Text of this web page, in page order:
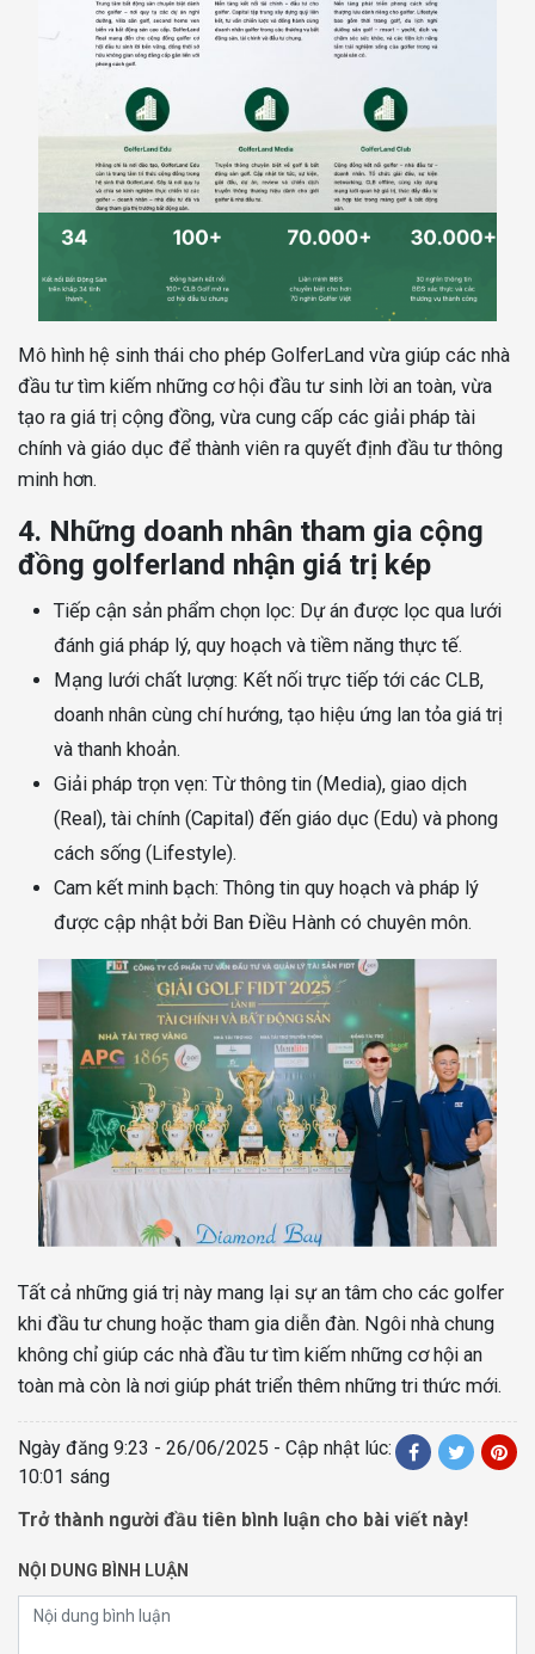
Mô hình hệ sinh thái cho phép GolferLand vừa giúp các nhà
đầu tư tìm kiếm những cơ hội đầu tư sinh lời an toàn, vừa
tạo ra giá trị cộng đồng, vừa cung cấp các giải pháp tài
chính và giáo dục để thành viên ra quyết định đầu tư thông
minh hơn.
4. Những doanh nhân tham gia cộng
đồng golferland nhận giá trị kép
Tiếp cận sản phẩm chọn lọc: Dự án được lọc qua lưới
đánh giá pháp lý, quy hoạch và tiềm năng thực tế.
Mạng lưới chất lượng: Kết nối trực tiếp tới các CLB,
doanh nhân cùng chí hướng, tạo hiệu ứng lan tỏa giá trị
và thanh khoản.
Giải pháp trọn vẹn: Từ thông tin (Media), giao dịch
(Real), tài chính (Capital) đến giáo dục (Edu) và phong
cách sống (Lifestyle).
Cam kết minh bạch: Thông tin quy hoạch và pháp lý
được cập nhật bởi Ban Điều Hành có chuyên môn.
Tất cả những giá trị này mang lại sự an tâm cho các golfer
khi đầu tư chung hoặc tham gia diễn đàn. Ngôi nhà chung
không chỉ giúp các nhà đầu tư tìm kiếm những cơ hội an
toàn mà còn là nơi giúp phát triển thêm những tri thức mới.
Ngày đăng 9:23 - 26/06/2025 - Cập nhật lúc:
10:01 sáng
Trở thành người đầu tiên bình luận cho bài viết này!
NỘI DUNG BÌNH LUẬN